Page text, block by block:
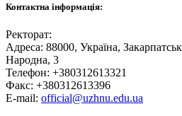
Контактна інформація:
Ректорат:
Адреса: 88000, Україна,
Народна, 3
Телефон: +380312613321
Факс: +380312613396
E-mail: official@uzhnu.edu.ua